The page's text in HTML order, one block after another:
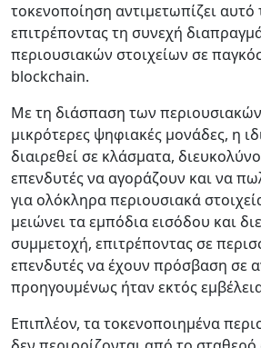
τοκενοποίηση αντιμετωπίζει αυτό
επιτρέποντας τη συνεχή
περιουσιακών στοιχείων σε
blockchain.
Με τη διάσπαση των
μικρότερες ψηφιακές μονάδες, η
διαιρεθεί σε κλάσματα,
επενδυτές να αγοράζουν και να
για ολόκληρα περιουσιακά
μειώνει τα εμπόδια εισόδου και
συμμετοχή, επιτρέποντας σε
επενδυτές να έχουν πρόσβαση σε
προηγουμένως ήταν εκτός
Επιπλέον, τα τοκενοποιημένα